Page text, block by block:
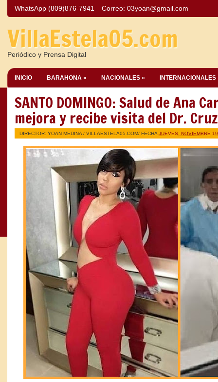
WhatsApp (809)876-7941 Correo: 03yoan@gmail.com
VillaEstela05.com
Periódico y Prensa Digital
INICIO BARAHONA » NACIONALES » INTERNACIONALES
SANTO DOMINGO: Salud de Ana
mejora y recibe visita del Dr.
DIRECTOR: YOAN MEDINA / VILLAESTELA05.COM/ FECHA JUEVES, NOVIEMBRE